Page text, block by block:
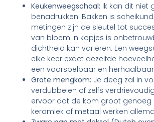
Keukenweegschaal: Ik kan dit niet
benadrukken. Bakken is
metingen zijn de sleutel tot
van bloem in kopjes is
dichtheid kan variëren. Een
elke keer exact dezelfde
een voorspelbaar en
Grote mengkom: Je deeg zal in
verdubbelen of zelfs
ervoor dat de kom groot genoeg
keramiek of metaal werken